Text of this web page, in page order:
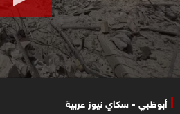
أبوظبي - سكاي نيوز عربية